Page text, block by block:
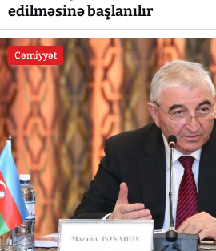
edilməsinə başlanılır
Cəmiyyət